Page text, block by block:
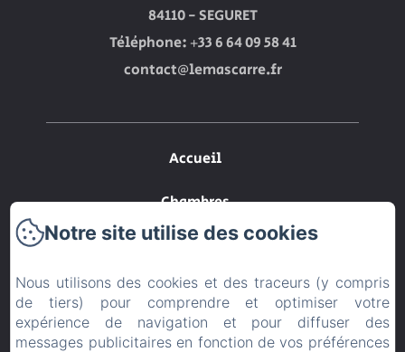
84110 - SEGURET
Téléphone: +33 6 64 09 58 41
contact@lemascarre.fr
Accueil
Chambres
Contact
CGV
Politique de confidentialité
Notre site utilise des cookies
Nous utilisons des cookies et des traceurs (y compris
de tiers) pour comprendre et optimiser votre
expérience de navigation et pour diffuser des
messages publicitaires en fonction de vos préférences